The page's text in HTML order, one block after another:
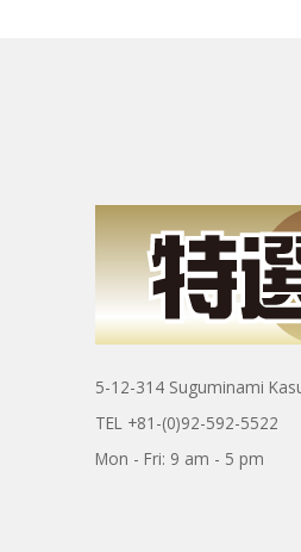
5-12-314 Suguminami
TEL +81-(0)92-592-
Mon - Fri: 9 am - 5 pm